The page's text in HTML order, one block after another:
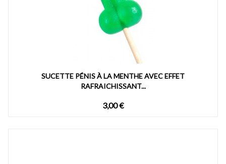
SUCETTE PÉNIS À LA MENTHE AVEC EFFET
RAFRAICHISSANT...
3,00 €